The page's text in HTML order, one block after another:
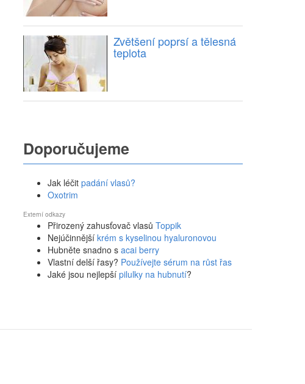
Zvětšení poprsí a tělesná
teplota
Doporučujeme
Jak léčit padání vlasů?
Oxotrim
Externí odkazy
Přirozený zahusťovač vlasů Toppik
Nejúčinnější krém s kyselinou hyaluronovou
Hubněte snadno s acai berry
Vlastní delší řasy? Používejte sérum na růst řas
Jaké jsou nejlepší pilulky na hubnutí?